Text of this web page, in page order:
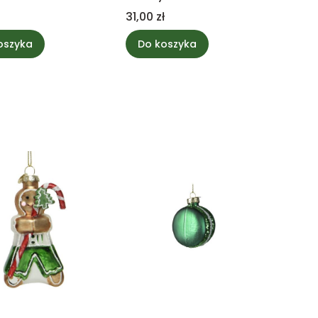
Cena
31,00 zł
Do koszyka